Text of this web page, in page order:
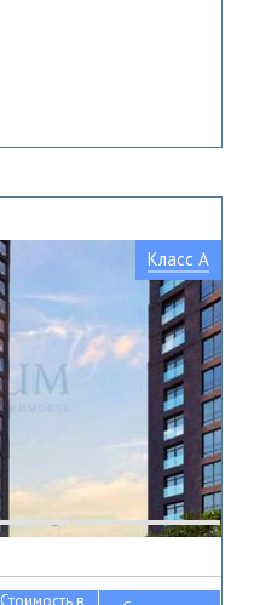
Класс A
Стоимость в